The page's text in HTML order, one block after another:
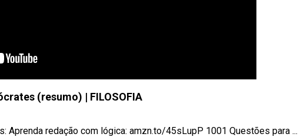
(resumo) | FILOSOFIA
Aprenda redação com lógica: amzn.to/45sLupP 1001 Questões para ...